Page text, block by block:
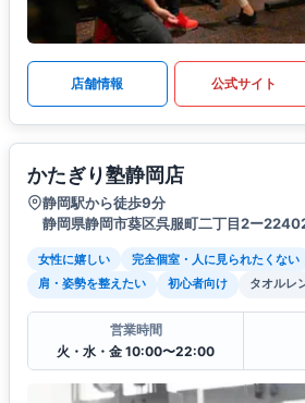
店舗情報 公式サイト
かたぎり塾静岡店
静岡駅から徒歩9分
静岡県静岡市葵区呉服町二丁目2ー
女性に嬉しい 完全個室・人に見られたくない
肩・姿勢を整えたい
初心者向け タオルレ
営業時間
火・水・金 10:00〜22:00